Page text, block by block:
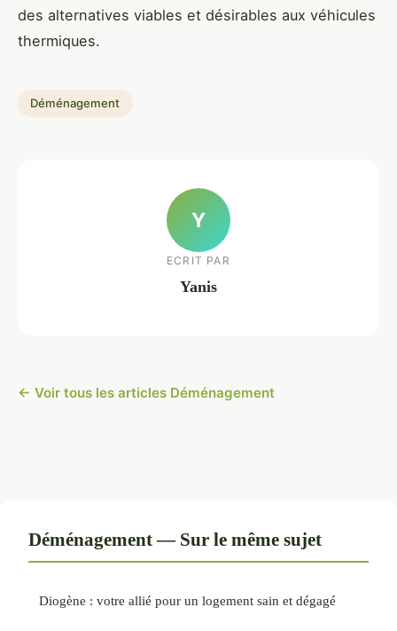
des alternatives viables et désirables aux véhicules
thermiques.
Déménagement
Y
ECRIT PAR
Yanis
← Voir tous les articles Déménagement
Déménagement — Sur le même sujet
Diogène : votre allié pour un logement sain et dégagé